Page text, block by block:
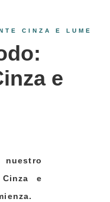
CINZA E LUME
e
e